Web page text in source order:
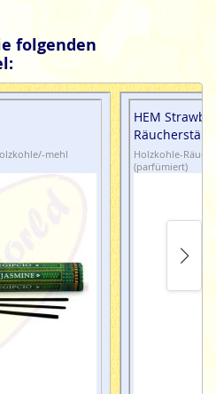
folgenden
mehl
HEM
Holzkohle-
(parfümiert)